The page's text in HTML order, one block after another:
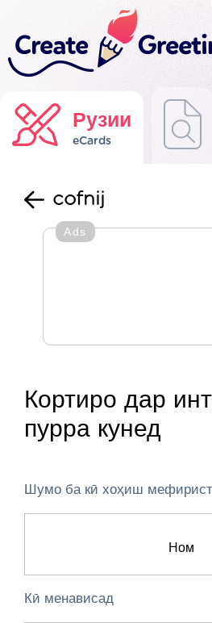
Рузии
eCards
cofnij
Ads
Кортиро дар
пурра кунед
Шумо ба кӣ хоҳиш
Кӣ менависад